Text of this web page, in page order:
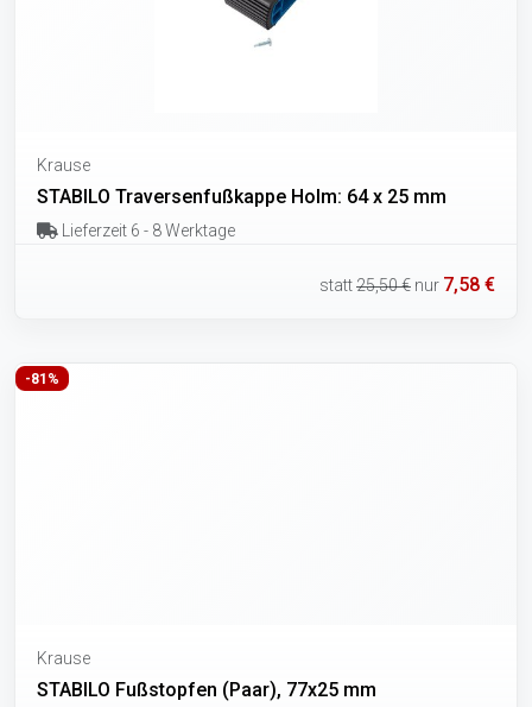
Krause
STABILO Traversenfußkappe Holm: 64 x 25 mm
Lieferzeit 6 - 8 Werktage
statt25,50 € nur 7,58 €
-81%
Krause
STABILO Fußstopfen (Paar), 77x25 mm